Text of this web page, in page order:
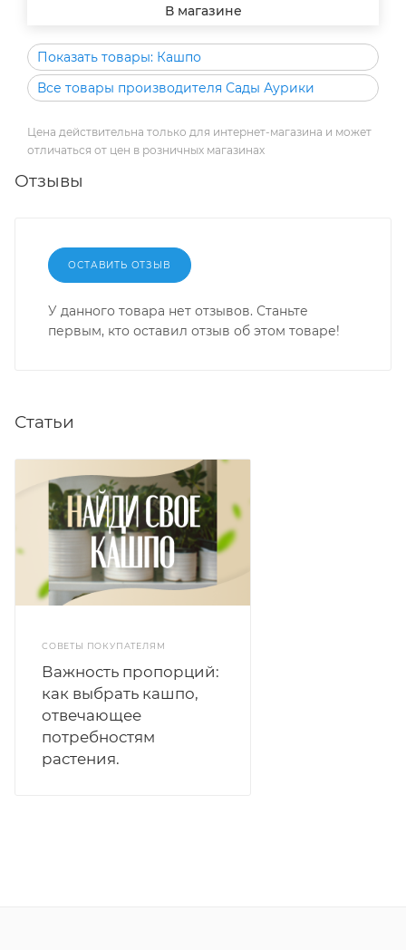
В магазине
Показать товары: Кашпо
Все товары производителя Сады Аурики
Цена действительна только для интернет-магазина и может
отличаться от цен в розничных магазинах
Отзывы
ОСТАВИТЬ ОТЗЫВ
У данного товара нет отзывов. Станьте
первым, кто оставил отзыв об этом товаре!
Статьи
СОВЕТЫ ПОКУПАТЕЛЯМ
Важность пропорций:
как выбрать кашпо,
отвечающее
потребностям
растения.